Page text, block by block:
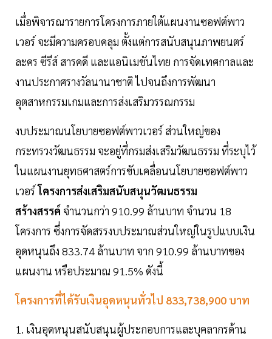
เมื่อพิจารณารายการโครงการภายใต้แผนงานซอฟต์พาว
เวอร์ จะมีความครอบคลุม ตั้งแต่การสนับสนุนภาพยนตร์
ละคร ซีรีส์ สารคดี และแอนิเมชันไทย การจัดเทศกาลและ
งานประกาศรางวัลนานาชาติ ไปจนถึงการพัฒนา
อุตสาหกรรมเกมและการส่งเสริมวรรณกรรม
งบประมาณนโยบายซอฟต์พาวเวอร์ ส่วนใหญ่ของ
กระทรวงวัฒนธรรม จะอยู่ที่กรมส่งเสริมวัฒนธรรม ที่ระบุไว้
ในแผนงานยุทธศาสตร์การขับเคลื่อนนโยบายซอฟต์พาว
เวอร์โครงการส่งเสริมสนับสนุนวัฒนธรรม
สร้างสรรค์ จำนวนกว่า 910.99 ล้านบาท จำนวน 18
โครงการ ซึ่งการจัดสรรงบประมาณส่วนใหญ่ในรูปแบบเงิน
อุดหนุนถึง 833.74 ล้านบาท จาก 910.99 ล้านบาทของ
แผนงาน หรือประมาณ 91.5% ดังนี้
โครงการที่ได้รับเงินอุดหนุนทั่วไป 833,738,900 บาท
1. เงินอุดหนุนสนับสนุนผู้ประกอบการและบุคลากรด้าน